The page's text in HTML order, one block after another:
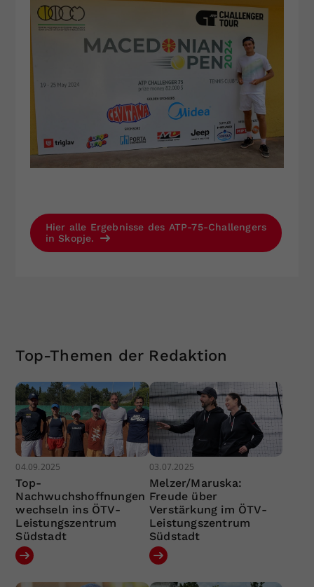
Hier alle Ergebnisse des ATP-75-Challengers
in Skopje.
Top-Themen der Redaktion
04.09.2025
Top-
Nachwuchshoffnungen
wechseln ins ÖTV-
Leistungszentrum
Südstadt
03.07.2025
Melzer/Maruska:
Freude über
Verstärkung im ÖTV-
Leistungszentrum
Südstadt